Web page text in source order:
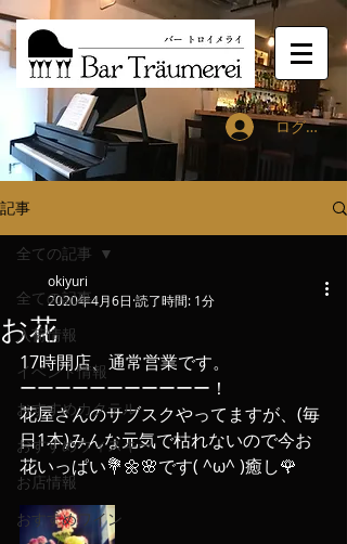
ログイン
記事
全ての記事
入荷情報
イベント情報
おすすめカクテル
おすすめウィスキー
お店情報
おすすめワイン
全ての記事
お花
okiyuri
2020年4月6日 読了時間: 1分
17時開店、通常営業です。
ーーーーーーーーーーー！
花屋さんのサブスクやってますが、(毎
日1本)みんな元気で枯れないので今お
花いっぱい💐🌼🌸です( ^ω^ )癒し🌹